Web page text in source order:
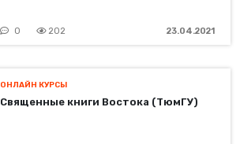
0 202 23.04.2021
ОНЛАЙН КУРСЫ
Священные книги Востока (ТюмГУ)